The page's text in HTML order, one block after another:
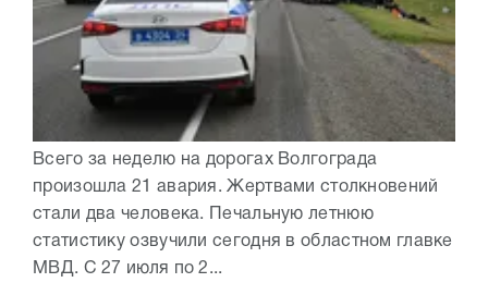
Всего за неделю на дорогах Волгограда
произошла 21 авария. Жертвами столкновений
стали два человека. Печальную летнюю
статистику озвучили сегодня в областном главке
МВД. С 27 июля по 2...